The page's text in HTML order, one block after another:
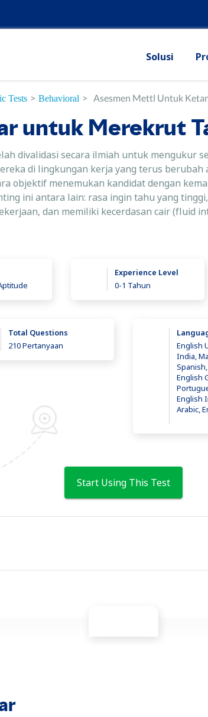
Solusi
Tests > Behavioral > Asesmen Mettl Untuk
untuk Merekrut
divalidasi secara ilmiah untuk mengukur
di lingkungan kerja yang terus
objektif menemukan kandidat dengan
ini antara lain: rasa ingin tahu yang
dan memiliki kecerdasan cair (fluid
Experience Level
0-1 Tahun
Total Questions
210 Pertanyaan
English
India,
English
English
Arabic,
Start Using This Test